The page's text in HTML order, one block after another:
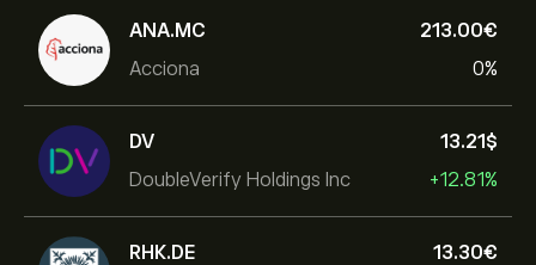
ANA.MC
Acciona
213.00‎€‎
0%
DV
DoubleVerify Holdings Inc
13.21‎$‎
+12.81%
RHK.DE
13.30‎€‎